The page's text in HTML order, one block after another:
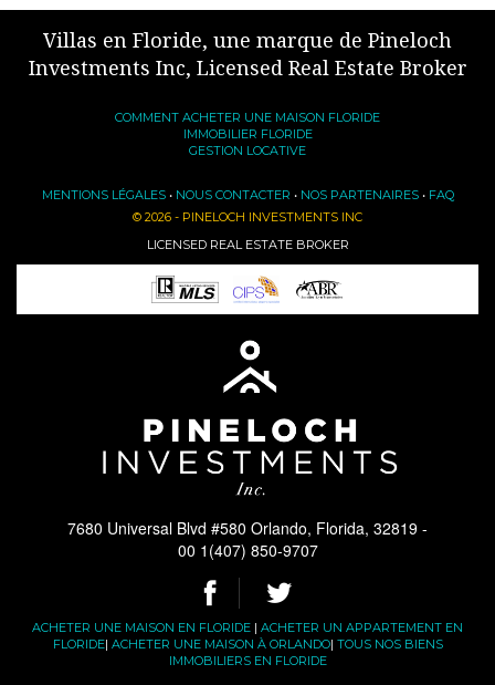
Villas en Floride, une marque de Pineloch
Investments Inc, Licensed Real Estate Broker
COMMENT ACHETER UNE MAISON FLORIDE
IMMOBILIER FLORIDE
GESTION LOCATIVE
MENTIONS LÉGALES• NOUS CONTACTER • NOS PARTENAIRES• FAQ
© 2026 - PINELOCH INVESTMENTS INC
LICENSED REAL ESTATE BROKER
7680 Universal Blvd #580 Orlando, Florida, 32819 -
00 1(407) 850-9707
ACHETER UNE MAISON EN FLORIDE | ACHETER UN APPARTEMENT EN
FLORIDE| ACHETER UNE MAISON À ORLANDO| TOUS NOS BIENS
IMMOBILIERS EN FLORIDE